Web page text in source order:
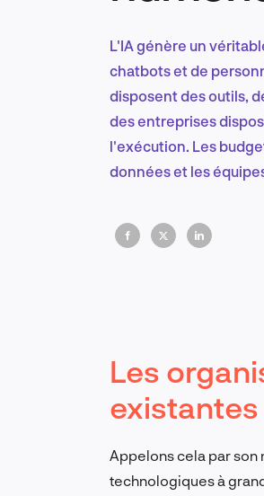
L'IA génère un
chatbots et de
disposent des outils,
des entreprises
l'exécution. Les
données et les
Les
existantes
Appelons cela par son
technologiques à